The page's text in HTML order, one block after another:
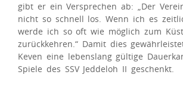
gibt er ein Versprechen ab: „Der
nicht so schnell los. Wenn ich es
werde ich so oft wie möglich zum
zurückkehren.“ Damit dies
Keven eine lebenslang gültige
Spiele des SSV Jeddeloh II geschenkt.